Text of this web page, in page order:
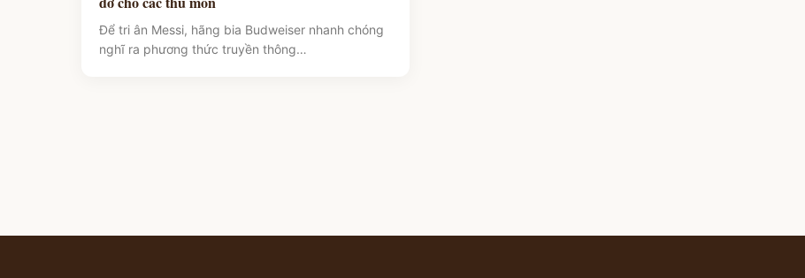
Để tri ân Messi, hãng bia Budweiser nhanh chóng
nghĩ ra phương thức truyền thông…